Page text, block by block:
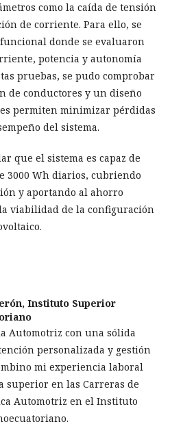
como la caída de tensión
de corriente. Para ello, se
donde se evaluaron
potencia y autonomía
pruebas, se pudo comprobar
de conductores y un diseño
permiten minimizar pérdidas
del sistema.
que el sistema es capaz de
3000 Wh diarios, cubriendo
y aportando al ahorro
viabilidad de la configuración
Instituto Superior
Automotriz con una sólida
personalizada y gestión
mi experiencia laboral
superior en las Carreras de
Automotriz en el Instituto